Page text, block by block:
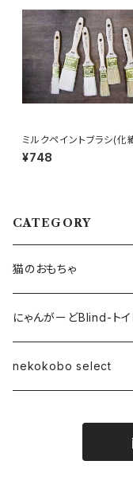
ミルクペイントブラシ(化
イズ)-ターナー色彩【
o select】
¥748
CATEGORY
猫のおもちゃ
にゃんがーどBlind-ト
nekokobo select
ミルクペイント